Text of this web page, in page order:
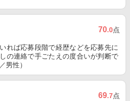
70.0点
れば応募段階で経歴などを応募先に
の連絡で手ごたえの度合いが判断で
男性）
69.7点